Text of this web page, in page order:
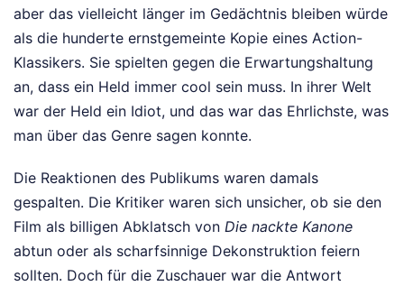
aber das vielleicht länger im Gedächtnis bleiben würde
als die hunderte ernstgemeinte Kopie eines Action-
Klassikers. Sie spielten gegen die Erwartungshaltung
an, dass ein Held immer cool sein muss. In ihrer Welt
war der Held ein Idiot, und das war das Ehrlichste, was
man über das Genre sagen konnte.
Die Reaktionen des Publikums waren damals
gespalten. Die Kritiker waren sich unsicher, ob sie den
Film als billigen Abklatsch von Die nackte Kanone
abtun oder als scharfsinnige Dekonstruktion feiern
sollten. Doch für die Zuschauer war die Antwort